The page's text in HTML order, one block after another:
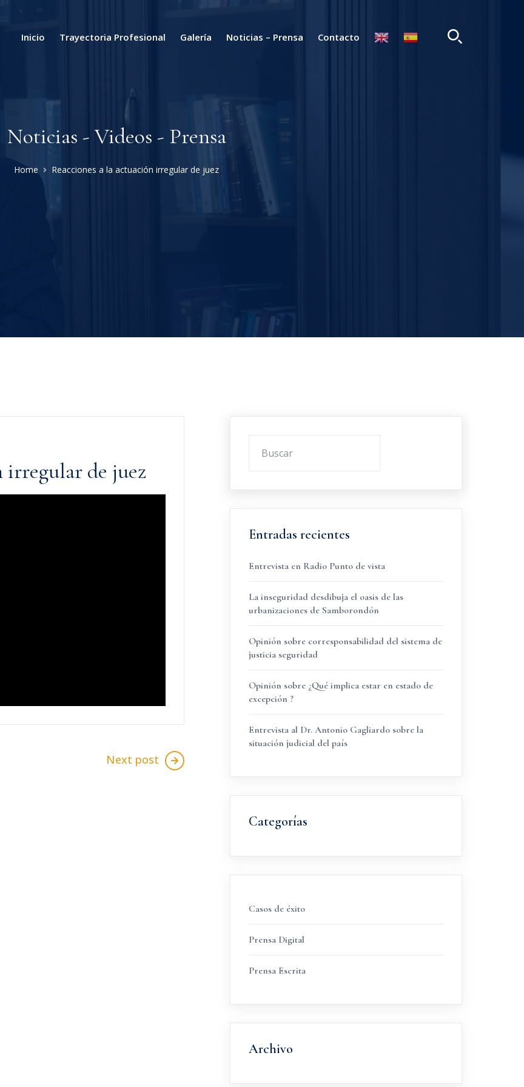
Inicio Trayectoria Profesional Galería Noticias – Prensa Contacto
Noticias - Videos - Prensa
Home Reacciones a la actuación irregular de juez
irregular de juez
Next post
Entradas recientes
Entrevista en Radio Punto de vista
La inseguridad desdibuja el oasis de las
urbanizaciones de Samborondón
Opinión sobre corresponsabilidad del sistema de
justicia seguridad
Opinión sobre ¿Qué implica estar en estado de
excepción ?
Entrevista al Dr. Antonio Gagliardo sobre la
situación judicial del país
Categorías
Casos de éxito
Prensa Digital
Prensa Escrita
Archivo